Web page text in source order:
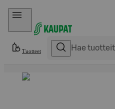
Hyppää sisältöön
Tuotteet